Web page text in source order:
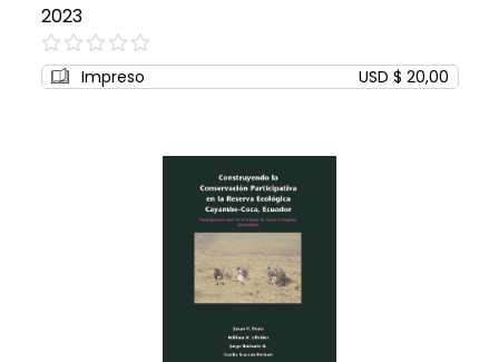
2023
0%
Impreso USD $ 20,00